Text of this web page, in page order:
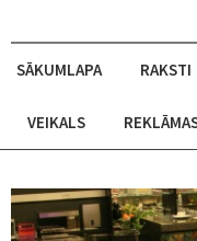
SĀKUMLAPA RAKSTI
VEIKALS